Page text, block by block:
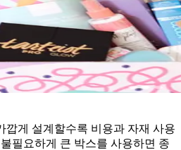
깝게 설계할수록 비용과 자재 사용
필요하게 큰 박스를 사용하면 종